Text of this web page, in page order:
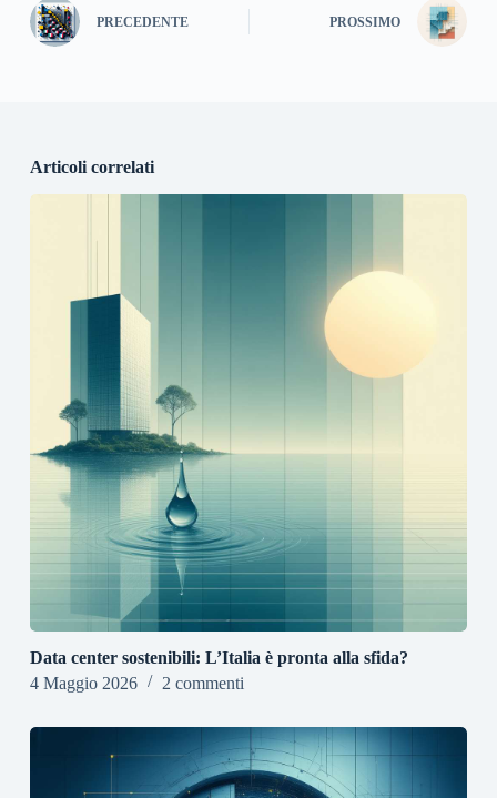
PRECEDENTE PROSSIMO
Articoli correlati
Data center sostenibili: L’Italia è pronta alla sfida?
4 Maggio 2026
2 commenti